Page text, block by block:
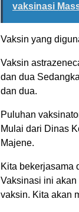
vaksinasi
Vaksin yang
Vaksin
dan dua
dan dua.
Puluhan
Mulai dari Dinas
Majene.
Kita bekerjasama
Vaksinasi ini
vaksin. Kita akan